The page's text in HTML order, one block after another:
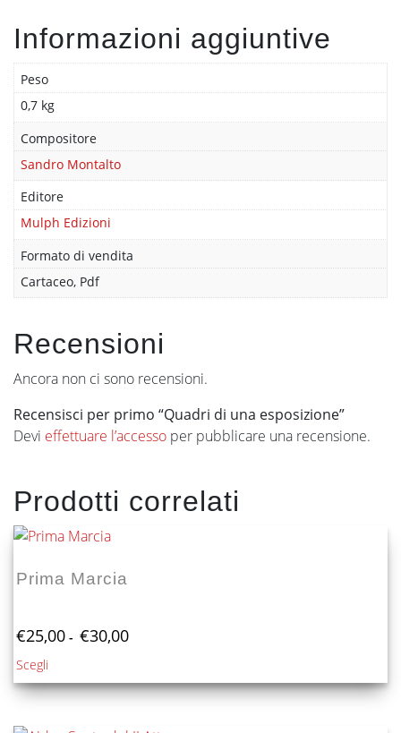
Informazioni aggiuntive
Peso
0,7 kg
Compositore
Sandro Montalto
Editore
Mulph Edizioni
Formato di vendita
Cartaceo, Pdf
Recensioni
Ancora non ci sono recensioni.
Recensisci per primo “Quadri di una esposizione”
Devi effettuare l’accesso per pubblicare una recensione.
Prodotti correlati
Prima Marcia
€25,00 - €30,00Fascia
da
€25,00
Scegli
prodotto